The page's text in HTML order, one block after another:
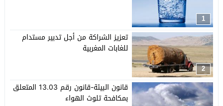
1
2
تعزيز الشراكة من أجل تدبير مستدام
للغابات المغربية
قانون البيئة-قانون رقم 13.03 المتعلق
بمكافحة تلوث الهواء